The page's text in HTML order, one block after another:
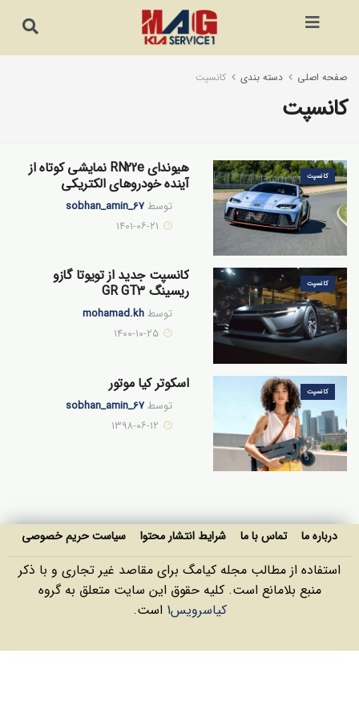
صفحه اصلی دسته بندی کانسپت
کانسپت
کانسپت
هیوندای RN22e نمایشی کوتاه از
آینده خودروهای الکتریکی
توسطsobhan_amin_67
کانسپت
کانسپت جدید از تویوتا گازو
ریسینگ GR GT3
توسطmohamad.kh
۱۴۰۰-۱۰-۲۵
کانسپت اسکوتر کیا موتور
توسطsobhan_amin_67
درباره ما تماس با ما شرایط انتشار محتوا سیاست حریم خصوصی
استفاده از مطالب مجله کیامگ برای مقاصد غیر تجاری و با ذکر
منبع بلامانع است. کليه حقوق اين سايت متعلق به گروه
کیاسرویس1 است.